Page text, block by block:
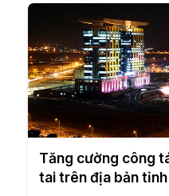
Tăng cường công
tai trên địa bản tỉnh